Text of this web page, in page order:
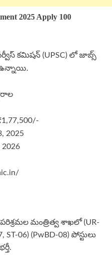
2025 Apply 100
కమిషన్ (UPSC) లో జాబ్స్
ఉన్నాయి.
2025
మంత్రిత్వ శాఖలో (UR-
ST-06) (PwBD-08) పోస్టులు